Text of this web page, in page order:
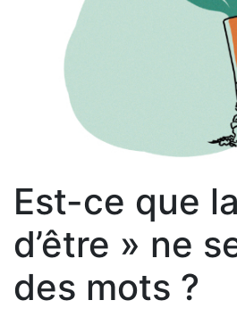
Est-ce que
d’être » ne
des mots ?